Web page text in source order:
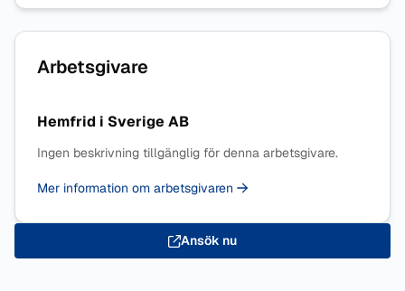
Arbetsgivare
Hemfrid i Sverige AB
Ingen beskrivning tillgänglig för denna arbetsgivare.
Mer information om arbetsgivaren
Ansök nu